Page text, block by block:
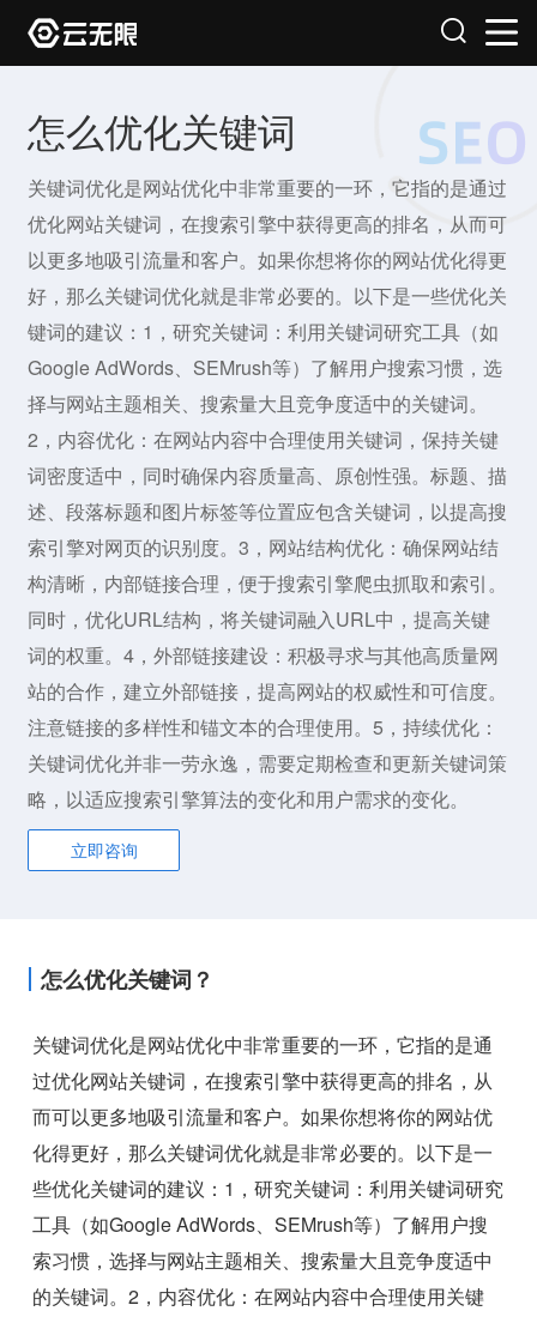
怎么优化关键词
关键词优化是网站优化中非常重要的一环，它指的是通过
优化网站关键词，在搜索引擎中获得更高的排名，从而可
以更多地吸引流量和客户。如果你想将你的网站优化得更
好，那么关键词优化就是非常必要的。以下是一些优化关
键词的建议：1，研究关键词：利用关键词研究工具（如
Google AdWords、SEMrush等）了解用户搜索习惯，选
择与网站主题相关、搜索量大且竞争度适中的关键词。
2，内容优化：在网站内容中合理使用关键词，保持关键
词密度适中，同时确保内容质量高、原创性强。标题、描
述、段落标题和图片标签等位置应包含关键词，以提高搜
索引擎对网页的识别度。3，网站结构优化：确保网站结
构清晰，内部链接合理，便于搜索引擎爬虫抓取和索引。
同时，优化URL结构，将关键词融入URL中，提高关键
词的权重。4，外部链接建设：积极寻求与其他高质量网
站的合作，建立外部链接，提高网站的权威性和可信度。
注意链接的多样性和锚文本的合理使用。5，持续优化：
关键词优化并非一劳永逸，需要定期检查和更新关键词策
略，以适应搜索引擎算法的变化和用户需求的变化。
立即咨询
怎么优化关键词？
关键词优化是网站优化中非常重要的一环，它指的是通
过优化网站关键词，在搜索引擎中获得更高的排名，从
而可以更多地吸引流量和客户。如果你想将你的网站优
化得更好，那么关键词优化就是非常必要的。以下是一
些优化关键词的建议：1，研究关键词：利用关键词研究
工具（如Google AdWords、SEMrush等）了解用户搜
索习惯，选择与网站主题相关、搜索量大且竞争度适中
的关键词。2，内容优化：在网站内容中合理使用关键